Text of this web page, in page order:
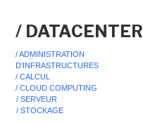
/ DATACENTER
/ ADMINISTRATION
D'INFRASTRUCTURES
/ CALCUL
/ CLOUD COMPUTING
/ SERVEUR
/ STOCKAGE